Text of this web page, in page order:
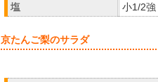
塩
小1/2強
京たんご梨の